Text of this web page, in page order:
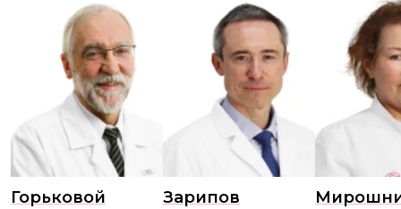
Горьковой
Зарипов